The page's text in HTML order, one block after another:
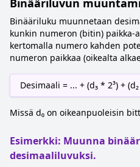
Binääriluvun
Binääriluku muunnetaan
kunkin numeron (bitin) paikka-
kertomalla numero kahden
numeron paikkaa (oikealta
Desimaali = ... + (d₃ * 2³) +
Missä d₀ on oikeanpuoleisin
Esimerkki: Muunna
desimaaliluvuksi.